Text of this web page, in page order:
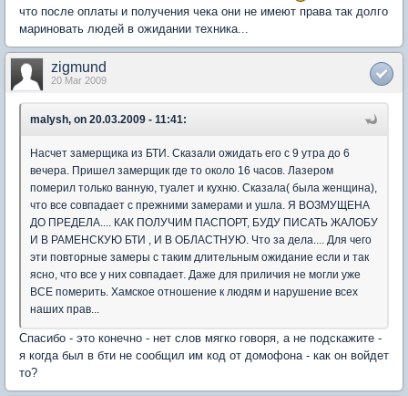
что после оплаты и получения чека они не имеют права так долго
мариновать людей в ожидании техника...
zigmund
20 Mar 2009
malysh, on 20.03.2009 - 11:41:
Насчет замерщика из БТИ. Сказали ожидать его с 9 утра до 6
вечера. Пришел замерщик где то около 16 часов. Лазером
померил только ванную, туалет и кухню. Сказала( была женщина),
что все совпадает с прежними замерами и ушла. Я ВОЗМУЩЕНА
ДО ПРЕДЕЛА.... КАК ПОЛУЧИМ ПАСПОРТ, БУДУ ПИСАТЬ ЖАЛОБУ
И В РАМЕНСКУЮ БТИ , И В ОБЛАСТНУЮ. Что за дела.... Для чего
эти повторные замеры с таким длительным ожидание если и так
ясно, что все у них совпадает. Даже для приличия не могли уже
ВСЕ померить. Хамское отношение к людям и нарушение всех
наших прав...
Спасибо - это конечно - нет слов мягко говоря, а не подскажите -
я когда был в бти не сообщил им код от домофона - как он войдет
то?